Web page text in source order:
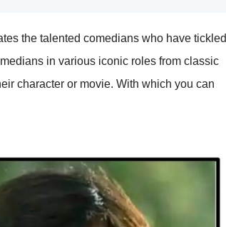
the talented comedians who have tickled
in various iconic roles from classic
character or movie. With which you can